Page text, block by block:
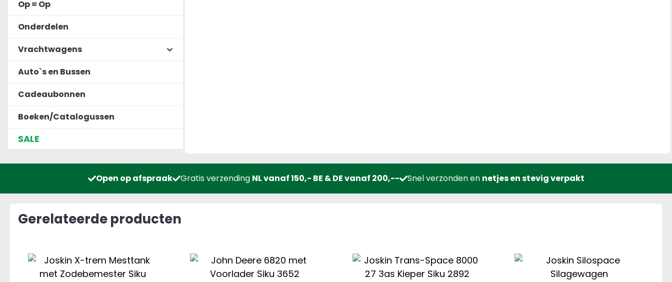
Op = Op
Onderdelen
Vrachtwagens
Auto`s en Bussen
Cadeaubonnen
Boeken/Catalogussen
SALE
Open op afspraak Gratis verzending NL vanaf 150,- BE & DE vanaf 200,-- Snel verzonden en netjes en stevig verpakt
Gerelateerde producten